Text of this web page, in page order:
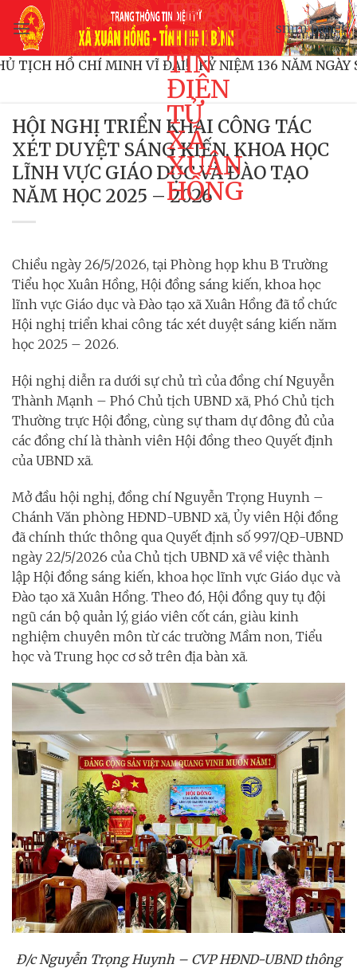
qua
dung
TRANG
THÔNG
TIN
ĐIỆN
TỬ
XÃ
XUÂN
HỒNG
smm panel
CHỦ TỊCH HỒ CHÍ MINH VĨ ĐẠI! KỶ NIỆM 136 NĂM
HỘI NGHỊ TRIỂN KHAI CÔNG TÁC
XÉT DUYỆT SÁNG KIẾN, KHOA HỌC
LĨNH VỰC GIÁO DỤC VÀ ĐÀO TẠO
NĂM HỌC 2025 – 2026
Chiều ngày 26/5/2026, tại Phòng họp khu B Trường
Tiểu học Xuân Hồng, Hội đồng sáng kiến, khoa học
lĩnh vực Giáo dục và Đào tạo xã Xuân Hồng đã tổ chức
Hội nghị triển khai công tác xét duyệt sáng kiến năm
học 2025 – 2026.
Hội nghị diễn ra dưới sự chủ trì của đồng chí Nguyễn
Thành Mạnh – Phó Chủ tịch UBND xã, Phó Chủ tịch
Thường trực Hội đồng, cùng sự tham dự đông đủ của
các đồng chí là thành viên Hội đồng theo Quyết định
của UBND xã.
Mở đầu hội nghị, đồng chí Nguyễn Trọng Huynh –
Chánh Văn phòng HĐND-UBND xã, Ủy viên Hội đồng
đã chính thức thông qua Quyết định số 997/QĐ-UBND
ngày 22/5/2026 của Chủ tịch UBND xã về việc thành
lập Hội đồng sáng kiến, khoa học lĩnh vực Giáo dục và
Đào tạo xã Xuân Hồng. Theo đó, Hội đồng quy tụ đội
ngũ cán bộ quản lý, giáo viên cốt cán, giàu kinh
nghiệm chuyên môn từ các trường Mầm non, Tiểu
học và Trung học cơ sở trên địa bàn xã.
Đ/c Nguyễn Trọng Huynh – CVP HĐND-UBND thông